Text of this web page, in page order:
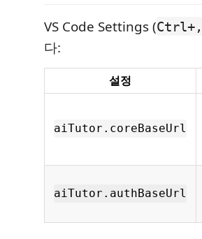
VS Code Settings (Ctrl+,
다:
설정
aiTutor.coreBaseUrl
aiTutor.authBaseUrl